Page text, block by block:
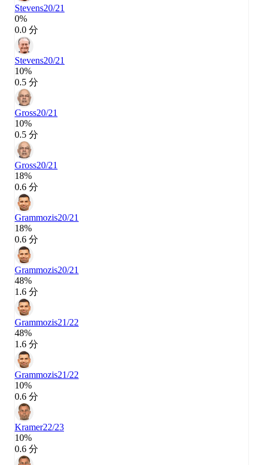
Stevens20/21
0%
0.0 分
Stevens20/21
10%
0.5 分
Gross20/21
10%
0.5 分
Gross20/21
18%
0.6 分
Grammozis20/21
18%
0.6 分
Grammozis20/21
48%
1.6 分
Grammozis21/22
48%
1.6 分
Grammozis21/22
10%
0.6 分
Kramer22/23
10%
0.6 分